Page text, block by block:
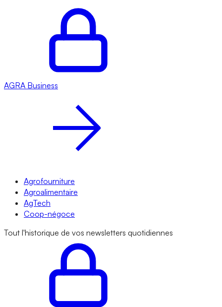
AGRA Business
Agrofourniture
Agroalimentaire
AgTech
Coop-négoce
Tout l'historique de vos newsletters quotidiennes